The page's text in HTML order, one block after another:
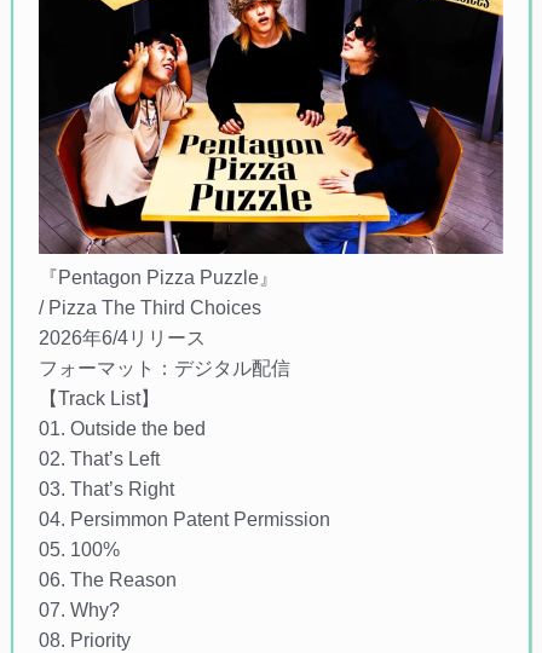
『Pentagon Pizza Puzzle』
/ Pizza The Third Choices
2026年6/4リリース
フォーマット：デジタル配信
【Track List】
01. Outside the bed
02. That’s Left
03. That’s Right
04. Persimmon Patent Permission
05. 100%
06. The Reason
07. Why?
08. Priority